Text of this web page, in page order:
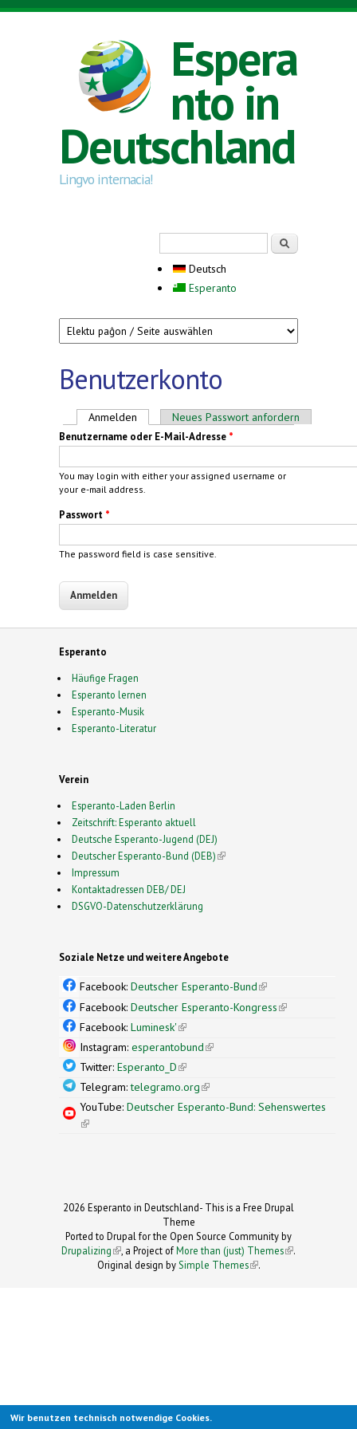
Direkt zum Inhalt
Espera
nto in
Deutschland
Lingvo internacia!
Deutsch
Esperanto
Benutzerkonto
Haupt-Reiter
Anmelden (aktiver Reiter)
Neues Passwort anfordern
Benutzername oder E-Mail-Adresse *
You may login with either your assigned username or
your e-mail address.
Passwort *
The password field is case sensitive.
Esperanto
Häufige Fragen
Esperanto lernen
Esperanto-Musik
Esperanto-Literatur
Verein
Esperanto-Laden Berlin
Zeitschrift: Esperanto aktuell
Deutsche Esperanto-Jugend (DEJ)
Deutscher Esperanto-Bund (DEB)(link is external)
Impressum
Kontaktadressen DEB/ DEJ
DSGVO-Datenschutzerklärung
Soziale Netze und weitere Angebote
Facebook: Deutscher Esperanto-Bund(link is
external)
Facebook: Deutscher Esperanto-Kongress(link is
Facebook: Luminesk'(link is external)
Instagram: esperantobund(link is external)
Twitter: Esperanto_D(link is external)
Telegram:telegramo.org(link is external)
YouTube: Deutscher Esperanto-Bund: Sehenswertes
(link is external)
2026 Esperanto in Deutschland- This is a Free Drupal
Theme
Ported to Drupal for the Open Source Community by
Drupalizing(link is external)
, a Project ofMore than (just) Themes (link is
.
Original design by Simple Themes
(link is
.
Wir benutzen technisch notwendige Cookies.